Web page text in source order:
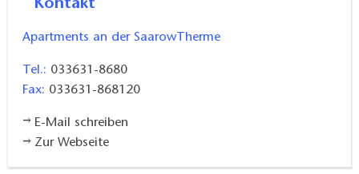
Kontakt
Apartments an der SaarowTherme
Tel.: 033631-8680
Fax: 033631-868120
E-Mail schreiben
Zur Webseite